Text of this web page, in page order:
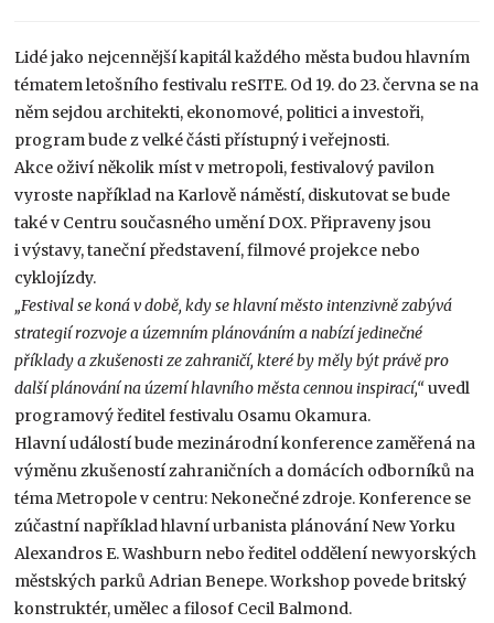
Lidé jako nejcennější kapitál každého města budou hlavním
tématem letošního festivalu reSITE. Od 19. do 23. června se na
něm sejdou architekti, ekonomové, politici a investoři,
program bude z velké části přístupný i veřejnosti.
Akce oživí několik míst v metropoli, festivalový pavilon
vyroste například na Karlově náměstí, diskutovat se bude
také v Centru současného umění DOX. Připraveny jsou
i výstavy, taneční představení, filmové projekce nebo
cyklojízdy.
„Festival se koná v době, kdy se hlavní město intenzivně zabývá
strategií rozvoje a územním plánováním a nabízí jedinečné
příklady a zkušenosti ze zahraničí, které by měly být právě pro
další plánování na území hlavního města cennou inspirací,“uvedl
programový ředitel festivalu Osamu Okamura.
Hlavní událostí bude mezinárodní konference zaměřená na
výměnu zkušeností zahraničních a domácích odborníků na
téma Metropole v centru: Nekonečné zdroje. Konference se
zúčastní například hlavní urbanista plánování New Yorku
Alexandros E. Washburn nebo ředitel oddělení newyorských
městských parků Adrian Benepe. Workshop povede britský
konstruktér, umělec a filosof Cecil Balmond.